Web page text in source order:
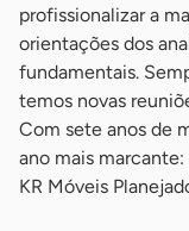
profissionalizar a
orientações dos
fundamentais.
temos novas
Com sete anos de
ano mais
KR Móveis